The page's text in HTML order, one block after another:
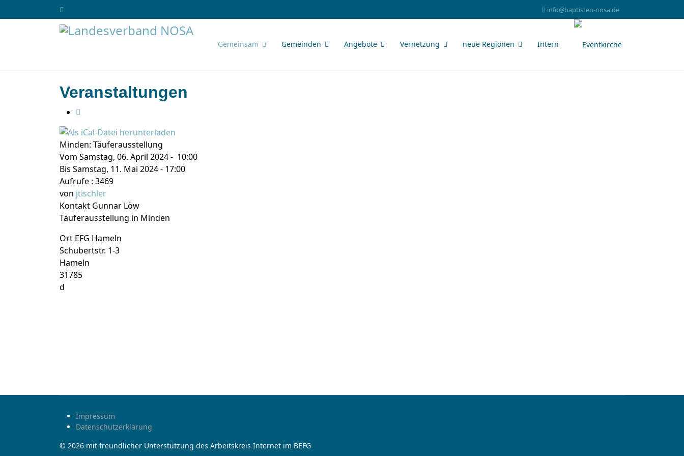
info@baptisten-nosa.de
Gemeinsam Gemeinden Angebote Vernetzung neue Regionen Intern
Veranstaltungen
Minden: Täuferausstellung
Vom Samstag, 06. April 2024 - 10:00
Bis Samstag, 11. Mai 2024 - 17:00
Aufrufe : 3469
von jtischler
Kontakt Gunnar Löw
Täuferausstellung in Minden
Ort EFG Hameln
Schubertstr. 1-3
Hameln
31785
d
Impressum
Datenschutzerklärung
© 2026 mit freundlicher Unterstützung des Arbeitskreis Internet im BEFG